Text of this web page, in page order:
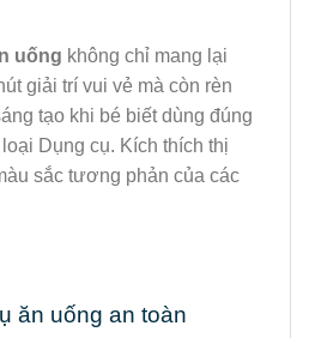
uống không chỉ mang lại
giải trí vui vẻ mà còn rèn
tạo khi bé biết dùng đúng
Dụng cụ. Kích thích thị
sắc tương phản của các
ăn uống an toàn